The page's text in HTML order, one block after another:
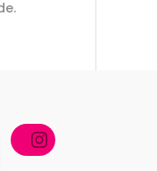
Instagram